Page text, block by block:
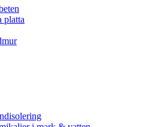
platta